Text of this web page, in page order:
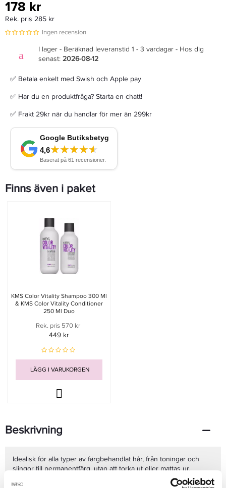
178 kr
Rek. pris 285 kr
Ingen recension
I lager - Beräknad leveranstid 1 - 3 vardagar - Hos dig
senast: 2026-08-12
✅ Betala enkelt med Swish och Apple pay
✅ Har du en produktfråga? Starta en chatt!
✅ Frakt 29kr när du handlar för mer än 299kr
Finns även i paket
KMS Color Vitality Shampoo 300 Ml
& KMS Color Vitality Conditioner
250 Ml Duo
Rek. pris 570 kr
449 kr
LÄGG I VARUKORGEN
Beskrivning
Idealisk för alla typer av färgbehandlat hår, från toningar och
slingor till permanentfärg, utan att torka ut eller mattas ur.
Fördelar